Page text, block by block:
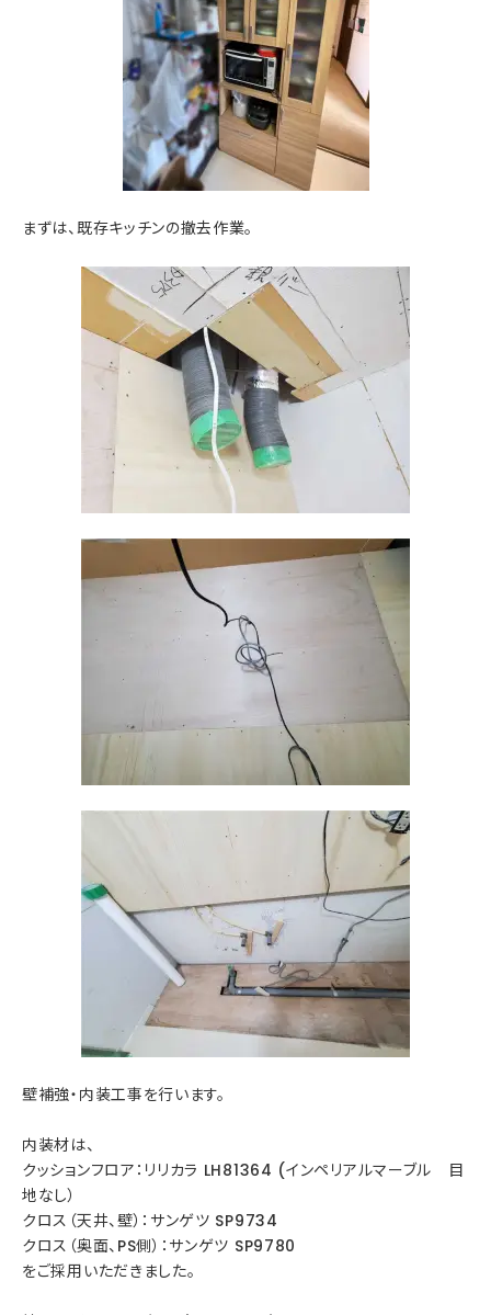
まずは、既存キッチンの撤去作業。
壁補強・内装工事を行います。
内装材は、
クッションフロア：リリカラ LH81364 (インペリアルマーブル 目
地なし）
クロス（天井、壁）：サンゲツ SP9734
クロス（奥面、PS側）：サンゲツ SP9780
をご採用いただきました。